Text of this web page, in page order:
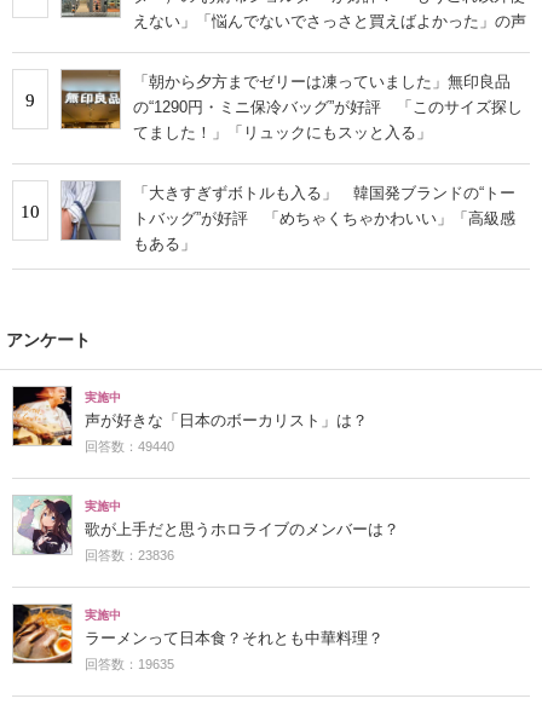
えない」「悩んでないでさっさと買えばよかった」の声
9
「朝から夕方までゼリーは凍っていました」無印良品
の“1290円・ミニ保冷バッグ”が好評 「このサイズ探し
てました！」「リュックにもスッと入る」
10
「大きすぎずボトルも入る」 韓国発ブランドの“トー
トバッグ”が好評 「めちゃくちゃかわいい」「高級感
もある」
アンケート
実施中
声が好きな「日本のボーカリスト」は？
回答数：49440
実施中
歌が上手だと思うホロライブのメンバーは？
回答数：23836
実施中
ラーメンって日本食？それとも中華料理？
回答数：19635